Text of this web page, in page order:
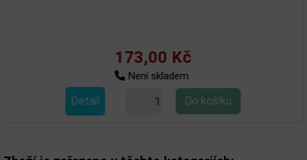
173,00 Kč
Není skladem